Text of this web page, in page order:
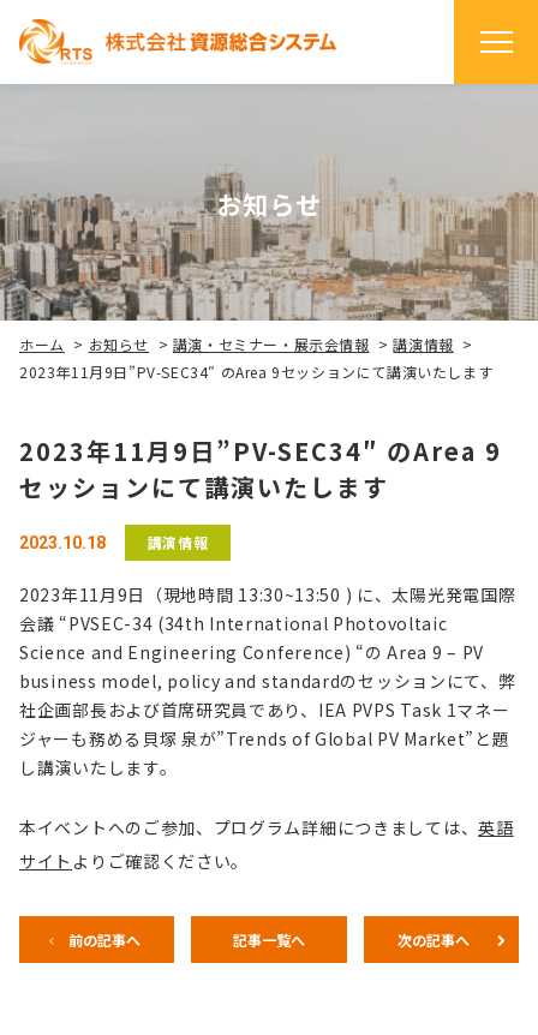
お知らせ
ホーム > お知らせ > 講演・セミナー・展示会情報 >講演情報 >
2023年11月9日”PV-SEC34″ のArea 9セッションにて講演いたします
2023年11月9日”PV-SEC34″ のArea 9
セッションにて講演いたします
2023.10.18 講演情報
2023年11月9日（現地時間 13:30~13:50 ) に、太陽光発電国際
会議 “PVSEC-34 (34th International Photovoltaic
Science and Engineering Conference) “の Area 9 – PV
business model, policy and standardのセッションにて、弊
社企画部長および首席研究員であり、IEA PVPS Task 1マネー
ジャーも務める貝塚 泉が”Trends of Global PV Market”と題
し講演いたします。
本イベントへのご参加、プログラム詳細につきましては、英語
サイト よりご確認ください。
前の記事へ 記事一覧へ 次の記事へ